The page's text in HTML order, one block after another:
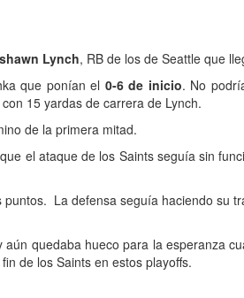
Lynch, RB de los de Seattle que
que ponían el 0-6 de inicio. No
15 yardas de carrera de Lynch.
de la primera mitad.
el ataque de los Saints seguía sin
La defensa seguía haciendo su
aún quedaba hueco para la esperanza
de los Saints en estos playoffs.